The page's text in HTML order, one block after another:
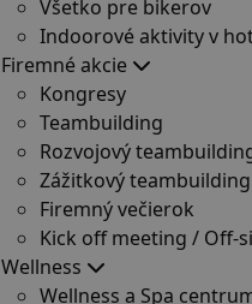
Všetko pre bikerov
Indoorové aktivity v
Firemné akcie
Kongresy
Teambuilding
Rozvojový
Zážitkový teambuilding
Firemný večierok
Kick off meeting / Off-
Wellness
Wellness a Spa